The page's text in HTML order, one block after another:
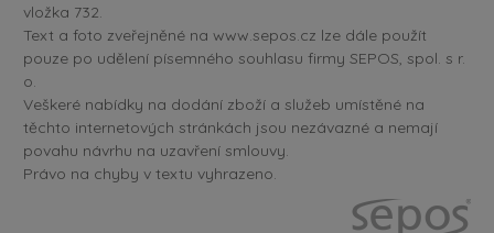
vložka 732.
Text a foto zveřejněné na www.sepos.cz lze dále použít
pouze po udělení písemného souhlasu firmy SEPOS, spol. s r.
o.
Veškeré nabídky na dodání zboží a služeb umístěné na
těchto internetových stránkách jsou nezávazné a nemají
povahu návrhu na uzavření smlouvy.
Právo na chyby v textu vyhrazeno.